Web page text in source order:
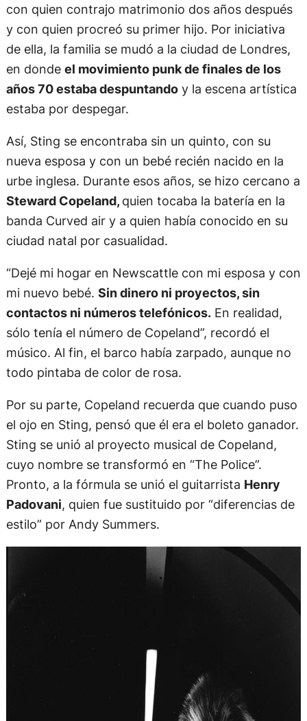
con quien contrajo matrimonio dos años después
y con quien procreó su primer hijo. Por iniciativa
de ella, la familia se mudó a la ciudad de Londres,
en donde el movimiento punk de finales de los
años 70 estaba despuntandoy la escena artística
estaba por despegar.
Así, Sting se encontraba sin un quinto, con su
nueva esposa y con un bebé recién nacido en la
urbe inglesa. Durante esos años, se hizo cercano a
Steward Copeland, quien tocaba la batería en la
banda Curved air y a quien había conocido en su
ciudad natal por casualidad.
“Dejé mi hogar en Newscattle con mi esposa y con
mi nuevo bebé. Sin dinero ni proyectos, sin
contactos ni números telefónicos.En realidad,
sólo tenía el número de Copeland”, recordó el
músico. Al fin, el barco había zarpado, aunque no
todo pintaba de color de rosa.
Por su parte, Copeland recuerda que cuando puso
el ojo en Sting, pensó que él era el boleto ganador.
Sting se unió al proyecto musical de Copeland,
cuyo nombre se transformó en “The Police”.
Pronto, a la fórmula se unió el guitarrista Henry
Padovani, quien fue sustituido por “diferencias de
estilo” por Andy Summers.